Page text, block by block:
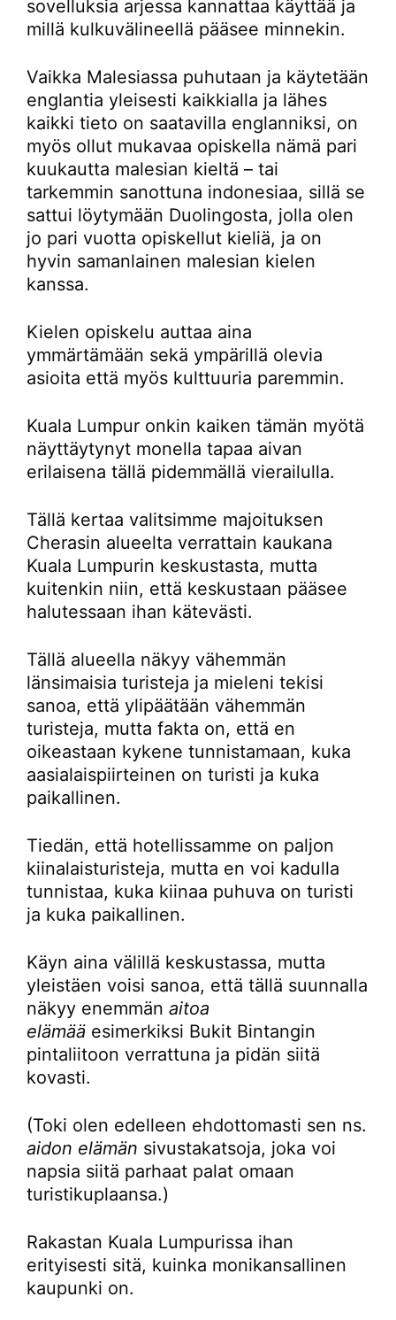
sovelluksia arjessa kannattaa käyttää ja
millä kulkuvälineellä pääsee minnekin.
Vaikka Malesiassa puhutaan ja käytetään
englantia yleisesti kaikkialla ja lähes
kaikki tieto on saatavilla englanniksi, on
myös ollut mukavaa opiskella nämä pari
kuukautta malesian kieltä – tai
tarkemmin sanottuna indonesiaa, sillä se
sattui löytymään Duolingosta, jolla olen
jo pari vuotta opiskellut kieliä, ja on
hyvin samanlainen malesian kielen
kanssa.
Kielen opiskelu auttaa aina
ymmärtämään sekä ympärillä olevia
asioita että myös kulttuuria paremmin.
Kuala Lumpur onkin kaiken tämän myötä
näyttäytynyt monella tapaa aivan
erilaisena tällä pidemmällä vierailulla.
Tällä kertaa valitsimme majoituksen
Cherasin alueelta verrattain kaukana
Kuala Lumpurin keskustasta, mutta
kuitenkin niin, että keskustaan pääsee
halutessaan ihan kätevästi.
Tällä alueella näkyy vähemmän
länsimaisia turisteja ja mieleni tekisi
sanoa, että ylipäätään vähemmän
turisteja, mutta fakta on, että en
oikeastaan kykene tunnistamaan, kuka
aasialaispiirteinen on turisti ja kuka
paikallinen.
Tiedän, että hotellissamme on paljon
kiinalaisturisteja, mutta en voi kadulla
tunnistaa, kuka kiinaa puhuva on turisti
ja kuka paikallinen.
Käyn aina välillä keskustassa, mutta
yleistäen voisi sanoa, että tällä suunnalla
näkyy enemmän aitoa
elämää esimerkiksi Bukit Bintangin
pintaliitoon verrattuna ja pidän siitä
kovasti.
(Toki olen edelleen ehdottomasti sen ns.
aidon elämän sivustakatsoja, joka voi
napsia siitä parhaat palat omaan
turistikuplaansa.)
Rakastan Kuala Lumpurissa ihan
erityisesti sitä, kuinka monikansallinen
kaupunki on.